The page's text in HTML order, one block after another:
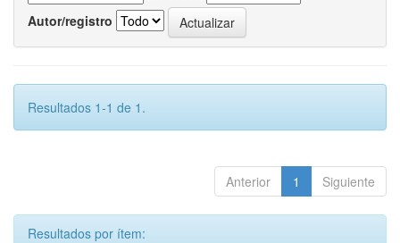
Autor/registro
Resultados 1-1 de 1.
Anterior 1 Siguiente
Resultados por ítem: